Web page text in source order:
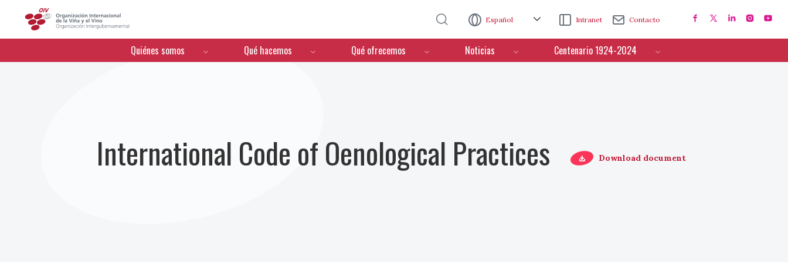
Español Intranet Contacto
Menú de navegación
Quiénes somos Qué hacemos Qué ofrecemos Noticias Centenario 1924-2024
International Code of Oenological Practices Download document